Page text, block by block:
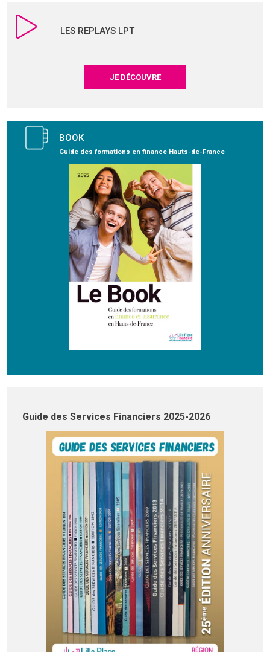
LES REPLAYS LPT
JE DÉCOUVRE
BOOK
Guide des formations en finance Hauts-de-France
Guide des Services Financiers 2025-2026